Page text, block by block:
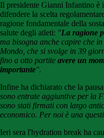
Il presidente Gianni Infantino è
difendere la scelta
ragione fondamentale della
salute degli atleti: "La ragione
ma bisogna anche capire che
Mondo, che si svolge in 39
fino a otto partite avere un
importante".
Infine ha dichiarato che la
sono entrate aggiuntive per la
sono stati firmati con largo
economico. Per noi è una
Ieri sera l'hydration break ha